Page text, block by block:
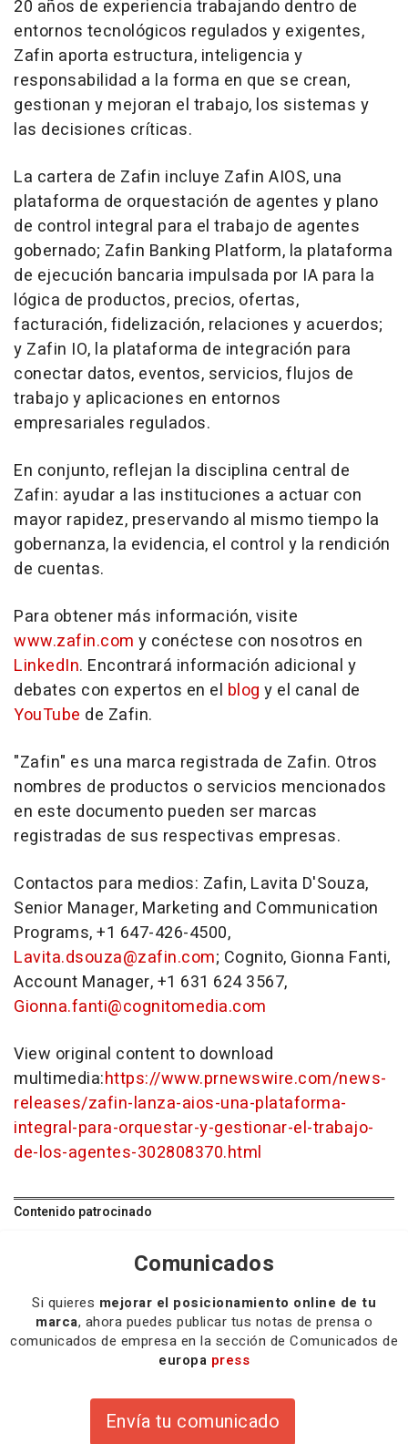
20 años de experiencia trabajando dentro de
entornos tecnológicos regulados y exigentes,
Zafin aporta estructura, inteligencia y
responsabilidad a la forma en que se crean,
gestionan y mejoran el trabajo, los sistemas y
las decisiones críticas.
La cartera de Zafin incluye Zafin AIOS, una
plataforma de orquestación de agentes y plano
de control integral para el trabajo de agentes
gobernado; Zafin Banking Platform, la plataforma
de ejecución bancaria impulsada por IA para la
lógica de productos, precios, ofertas,
facturación, fidelización, relaciones y acuerdos;
y Zafin IO, la plataforma de integración para
conectar datos, eventos, servicios, flujos de
trabajo y aplicaciones en entornos
empresariales regulados.
En conjunto, reflejan la disciplina central de
Zafin: ayudar a las instituciones a actuar con
mayor rapidez, preservando al mismo tiempo la
gobernanza, la evidencia, el control y la rendición
de cuentas.
Para obtener más información, visite
www.zafin.com y conéctese con nosotros en
LinkedIn. Encontrará información adicional y
debates con expertos en el blog y el canal de
YouTube de Zafin.
"Zafin" es una marca registrada de Zafin. Otros
nombres de productos o servicios mencionados
en este documento pueden ser marcas
registradas de sus respectivas empresas.
Contactos para medios: Zafin, Lavita D'Souza,
Senior Manager, Marketing and Communication
Programs, +1 647-426-4500,
Lavita.dsouza@zafin.com; Cognito, Gionna Fanti,
Account Manager, +1 631 624 3567,
Gionna.fanti@cognitomedia.com
View original content to download
multimedia:https://www.prnewswire.com/news-
releases/zafin-lanza-aios-una-plataforma-
integral-para-orquestar-y-gestionar-el-trabajo-
de-los-agentes-302808370.html
Contenido patrocinado
Comunicados
Si quieres mejorar el posicionamiento online de tu
marca, ahora puedes publicar tus notas de prensa o
comunicados de empresa en la sección de Comunicados de
europa press
Envía tu comunicado